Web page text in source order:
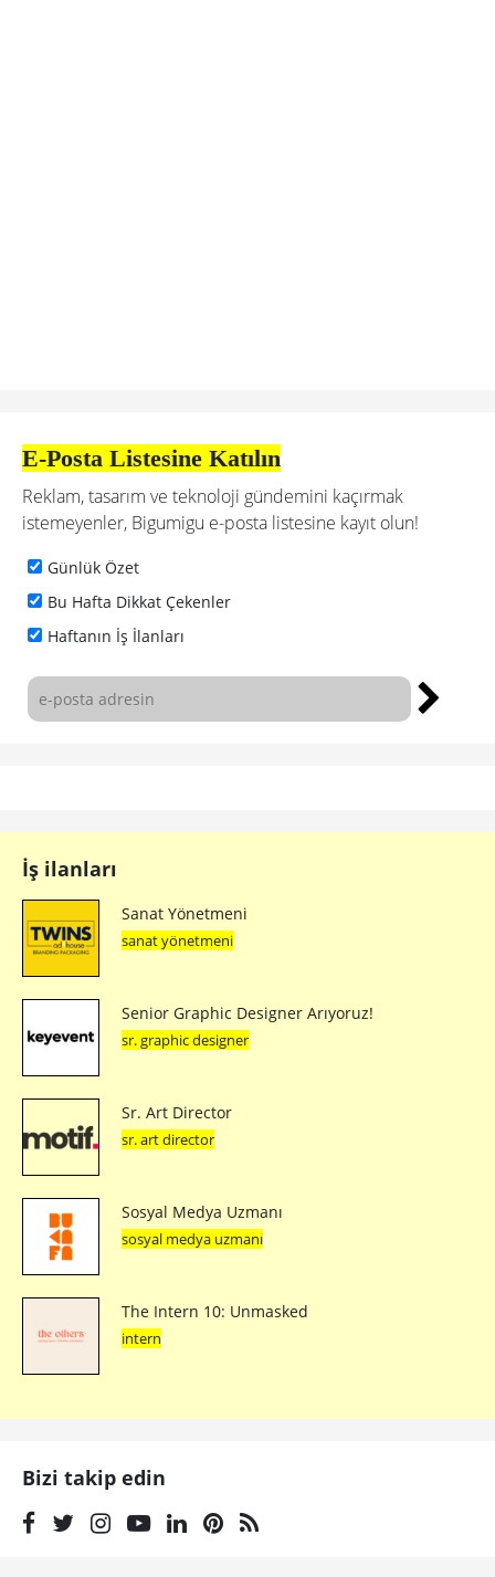
E-Posta Listesine Katılın
Reklam, tasarım ve teknoloji gündemini kaçırmak
istemeyenler, Bigumigu e-posta listesine kayıt olun!
Günlük Özet
Bu Hafta Dikkat Çekenler
Haftanın İş İlanları
İş ilanları
Sanat Yönetmeni
sanat yönetmeni
Senior Graphic Designer Arıyoruz!
sr. graphic designer
Sr. Art Director
sr. art director
Sosyal Medya Uzmanı
sosyal medya uzmanı
The Intern 10: Unmasked
intern
Bizi takip edin